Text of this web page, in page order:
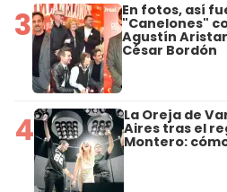
3 En fotos, así
"Canelones"
Agustín
César Bordón
4 La Oreja de
Aires tras el
Montero: